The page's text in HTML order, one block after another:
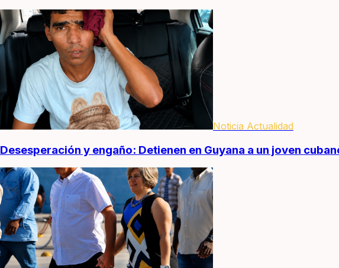
Noticia Actualidad
Desesperación y engaño: Detienen en Guyana a un joven